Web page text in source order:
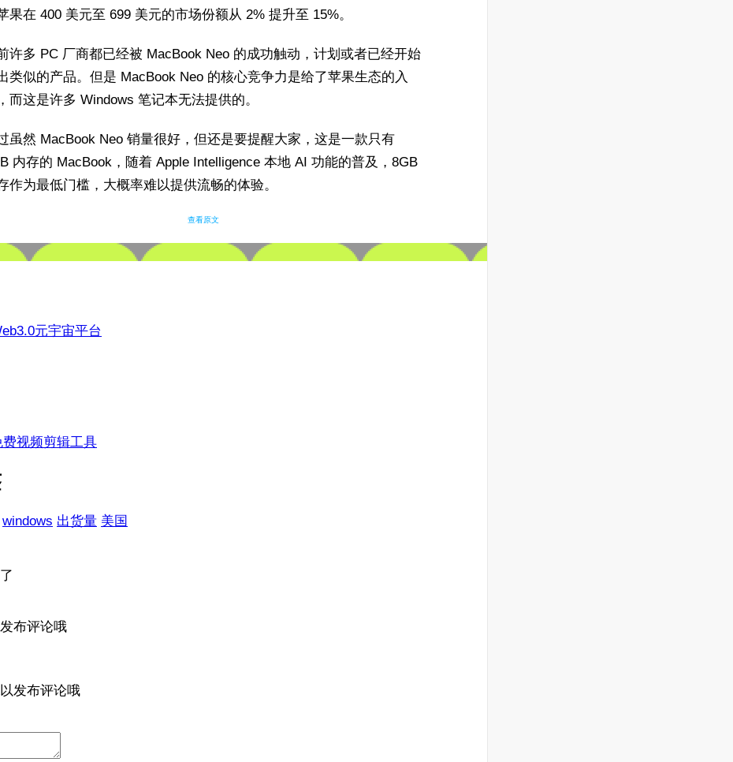
果在 400 美元至 699 美元的市场份额从 2% 提升至 15%。
许多 PC 厂商都已经被 MacBook Neo 的成功触动，计划或者已经开始
类似的产品。但是 MacBook Neo 的核心竞争力是给了苹果生态的入
而这是许多 Windows 笔记本无法提供的。
虽然 MacBook Neo 销量很好，但还是要提醒大家，这是一款只有
内存的 MacBook，随着 Apple Intelligence 本地 AI 功能的普及，8GB
作为最低门槛，大概率难以提供流畅的体验。
查看原文
元宇宙平台
视频剪辑工具
windows 出货量 美国
布评论哦
发布评论哦